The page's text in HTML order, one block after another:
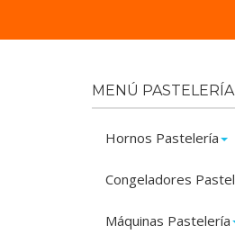
MENÚ PASTELERÍA
Hornos Pastelería
Congeladores
Máquinas Pastelería